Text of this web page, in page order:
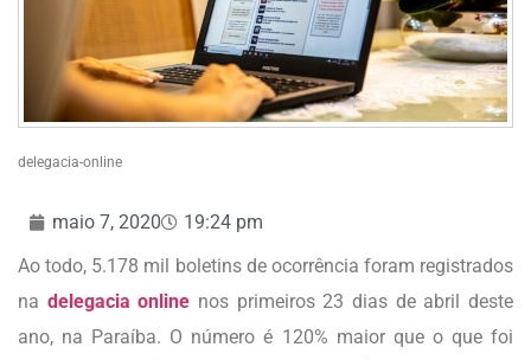
delegacia-online
maio 7, 2020
19:24 pm
Ao todo, 5.178 mil boletins de ocorrência foram registrados
na delegacia online nos primeiros 23 dias de abril deste
ano, na Paraíba. O número é 120% maior que o que foi